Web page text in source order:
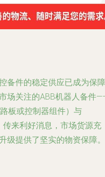
备件的稳定供应已成为保障
场关注的ABB机器人备件
板或控制器组件）与
传来利好消息，市场货源充
级提供了坚实的物资保障。